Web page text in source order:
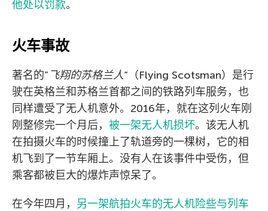
他处以罚款。
火车事故
著名的” 飞翔的苏格兰人“（Flying Scotsman）是行
驶在英格兰和苏格兰首都之间的铁路列车服务，也
同样遭受了无人机意外。2016年，就在这列火车刚
刚整修完一个月后， 被一架无人机损坏。该无人机
在拍摄火车的时候撞上了轨道旁的一棵树，它的相
机飞到了一节车厢上。没有人在该事件中受伤，但
乘客都被巨大的爆炸声惊呆了。
在今年四月， 另一架航拍火车的无人机险些与列车